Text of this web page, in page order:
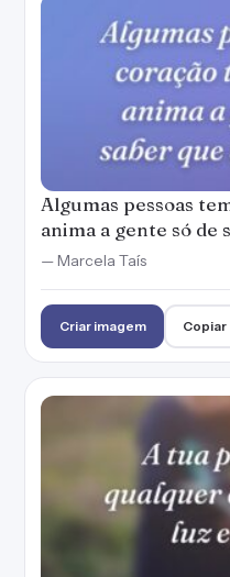
Algumas pessoas
anima a gente só de
— Marcela Taís
Criar imagem Copiar